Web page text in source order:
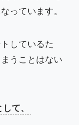
っています。
しているた
うことはない
て、